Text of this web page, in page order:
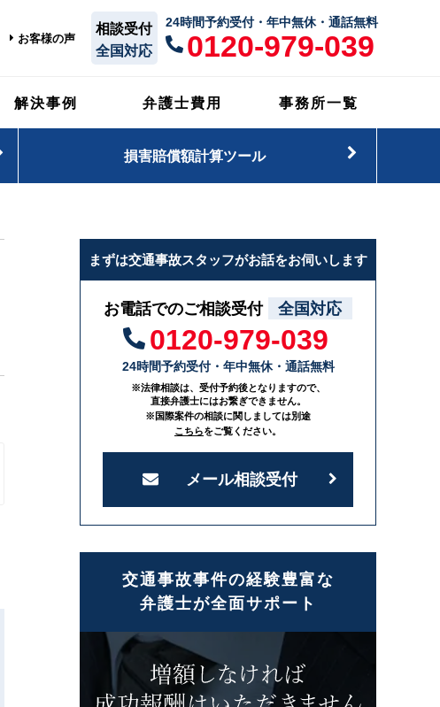
お客様の声
相談受付
全国対応
24時間予約受付・年中無休・通話無料
0120-979-039
解決事例 弁護士費用 事務所一覧
損害賠償額計算ツール
まずは交通事故スタッフがお話をお伺いします
お電話でのご相談受付 全国対応
0120-979-039
24時間予約受付・年中無休・通話無料
※法律相談は、受付予約後となりますので、
直接弁護士にはお繋ぎできません。
※国際案件の相談に関しましては別途
こちらをご覧ください。
メール相談受付
交通事故事件の経験豊富な
弁護士が全面サポート